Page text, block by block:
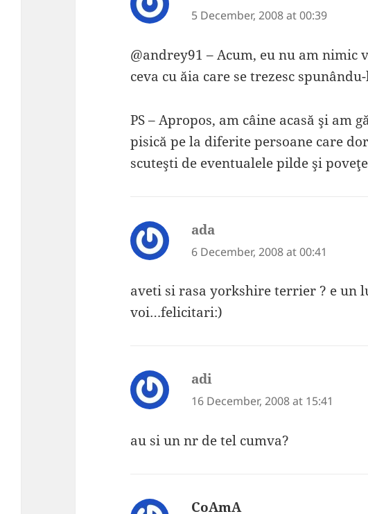
5 December, 2008 at 00:39
@andrey91 – Acum, eu nu am
ceva cu ăia care se trezesc
PS – Apropos, am câine acasă şi am
pisică pe la diferite persoane care
scuteşti de eventualele pilde şi
ada
6 December, 2008 at 00:41
aveti si rasa yorkshire terrier ? e un
voi…felicitari:)
adi
16 December, 2008 at 15:41
au si un nr de tel cumva?
CoAmAsays: